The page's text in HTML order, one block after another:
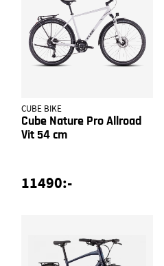
CUBE BIKE
Cube Nature Pro Allroad
Vit 54 cm
11490:-